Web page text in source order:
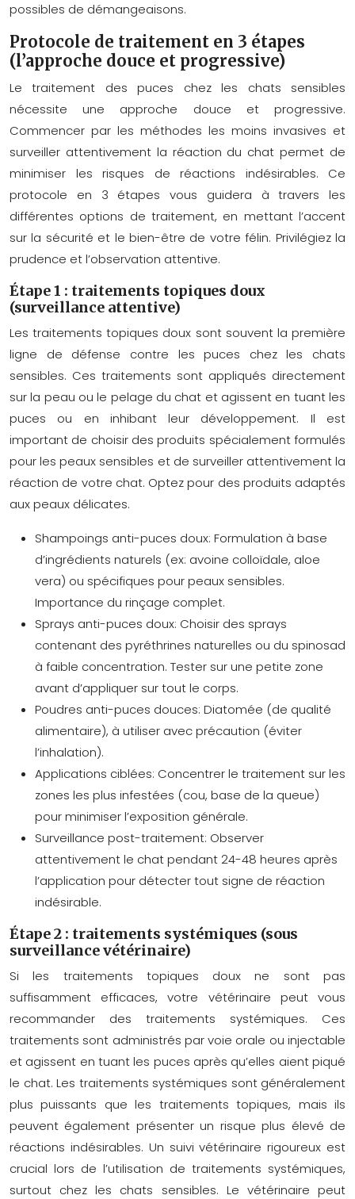
possibles de démangeaisons.
Protocole de traitement en 3 étapes
(l’approche douce et progressive)
Le traitement des puces chez les chats sensibles
nécessite une approche douce et progressive.
Commencer par les méthodes les moins invasives et
surveiller attentivement la réaction du chat permet de
minimiser les risques de réactions indésirables. Ce
protocole en 3 étapes vous guidera à travers les
différentes options de traitement, en mettant l’accent
sur la sécurité et le bien-être de votre félin. Privilégiez la
prudence et l’observation attentive.
Étape 1 : traitements topiques doux
(surveillance attentive)
Les traitements topiques doux sont souvent la première
ligne de défense contre les puces chez les chats
sensibles. Ces traitements sont appliqués directement
sur la peau ou le pelage du chat et agissent en tuant les
puces ou en inhibant leur développement. Il est
important de choisir des produits spécialement formulés
pour les peaux sensibles et de surveiller attentivement la
réaction de votre chat. Optez pour des produits adaptés
aux peaux délicates.
Shampoings anti-puces doux: Formulation à base
d’ingrédients naturels (ex: avoine colloïdale, aloe
vera) ou spécifiques pour peaux sensibles.
Importance du rinçage complet.
Sprays anti-puces doux: Choisir des sprays
contenant des pyréthrines naturelles ou du spinosad
à faible concentration. Tester sur une petite zone
avant d’appliquer sur tout le corps.
Poudres anti-puces douces: Diatomée (de qualité
alimentaire), à utiliser avec précaution (éviter
l’inhalation).
Applications ciblées: Concentrer le traitement sur les
zones les plus infestées (cou, base de la queue)
pour minimiser l’exposition générale.
Surveillance post-traitement: Observer
attentivement le chat pendant 24-48 heures après
l’application pour détecter tout signe de réaction
indésirable.
Étape 2 : traitements systémiques (sous
surveillance vétérinaire)
Si les traitements topiques doux ne sont pas
suffisamment efficaces, votre vétérinaire peut vous
recommander des traitements systémiques. Ces
traitements sont administrés par voie orale ou injectable
et agissent en tuant les puces après qu’elles aient piqué
le chat. Les traitements systémiques sont généralement
plus puissants que les traitements topiques, mais ils
peuvent également présenter un risque plus élevé de
réactions indésirables. Un suivi vétérinaire rigoureux est
crucial lors de l’utilisation de traitements systémiques,
surtout chez les chats sensibles. Le vétérinaire peut